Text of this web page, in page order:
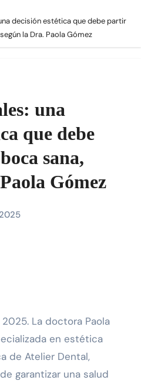
decisión estética que debe partir
la Dra. Paola Gómez
una
que debe
sana,
Gómez
La doctora Paola
en estética
de Atelier Dental,
garantizar una salud